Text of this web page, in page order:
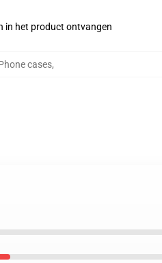
in het product ontvangen
cases,